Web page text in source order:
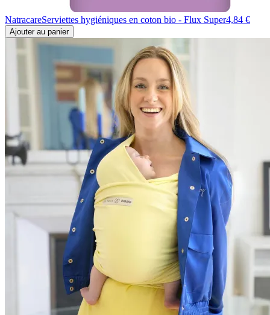
NatracareServiettes hygiéniques en coton bio - Flux Super4,84 €
Ajouter au panier